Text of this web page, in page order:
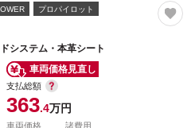
プロパイロット
システム・本革シート
車両価格見直し
支払総額
363.4万円
車両価格 諸費用